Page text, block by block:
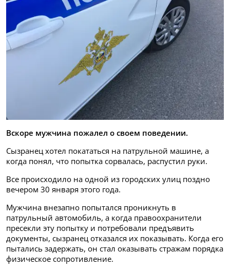
Вскоре мужчина пожалел о своем поведении.
Сызранец хотел покататься на патрульной машине, а
когда понял, что попытка сорвалась, распустил руки.
Все происходило на одной из городских улиц поздно
вечером 30 января этого года.
Мужчина внезапно попытался проникнуть в
патрульный автомобиль, а когда правоохранители
пресекли эту попытку и потребовали предъявить
документы, сызранец отказался их показывать. Когда его
пытались задержать, он стал оказывать стражам порядка
физическое сопротивление.